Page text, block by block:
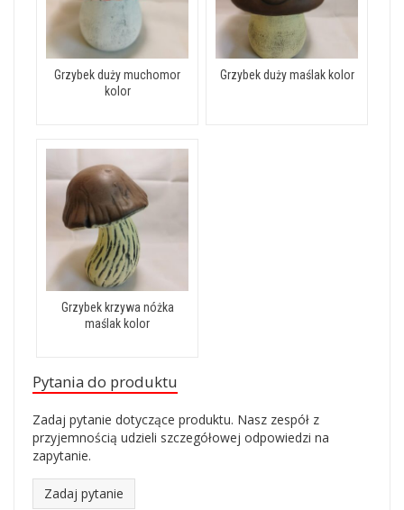
Grzybek duży muchomor
kolor
Grzybek duży maślak kolor
Grzybek krzywa nóżka
maślak kolor
Pytania do produktu
Zadaj pytanie dotyczące produktu. Nasz zespół z
przyjemnością udzieli szczegółowej odpowiedzi na
zapytanie.
Zadaj pytanie